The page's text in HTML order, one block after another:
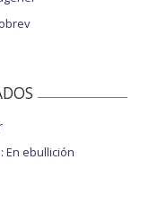
En ebullición